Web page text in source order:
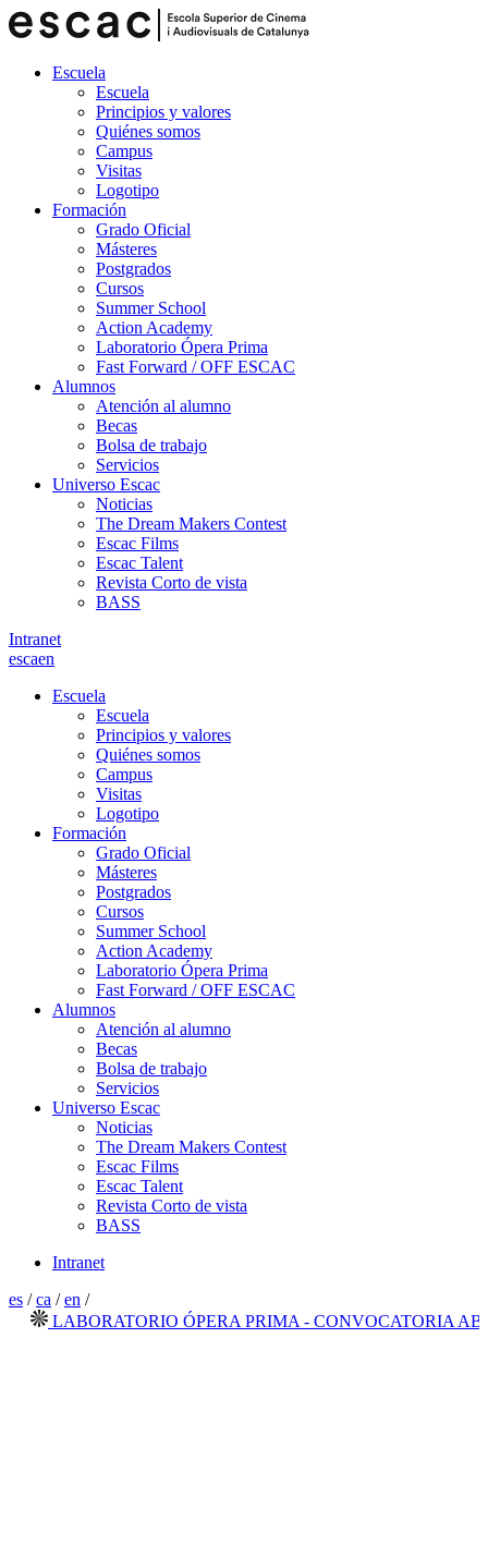
Escuela
Escuela
Principios y valores
Quiénes somos
Campus
Visitas
Logotipo
Formación
Grado Oficial
Másteres
Postgrados
Cursos
Summer School
Action Academy
Laboratorio Ópera Prima
Fast Forward / OFF ESCAC
Alumnos
Atención al alumno
Becas
Bolsa de trabajo
Servicios
Universo Escac
Noticias
The Dream Makers Contest
Escac Films
Escac Talent
Revista Corto de vista
BASS
Intranet
escaen
Escuela
Escuela
Principios y valores
Quiénes somos
Campus
Visitas
Logotipo
Formación
Grado Oficial
Másteres
Postgrados
Cursos
Summer School
Action Academy
Laboratorio Ópera Prima
Fast Forward / OFF ESCAC
Alumnos
Atención al alumno
Becas
Bolsa de trabajo
Servicios
Universo Escac
Noticias
The Dream Makers Contest
Escac Films
Escac Talent
Revista Corto de vista
BASS
Intranet
es /ca /en /
LABORATORIO ÓPERA PRIMA - CONVOCATORIA